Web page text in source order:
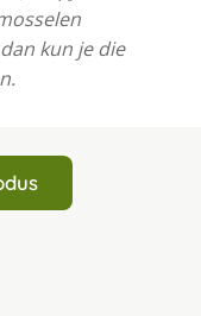
kun je die